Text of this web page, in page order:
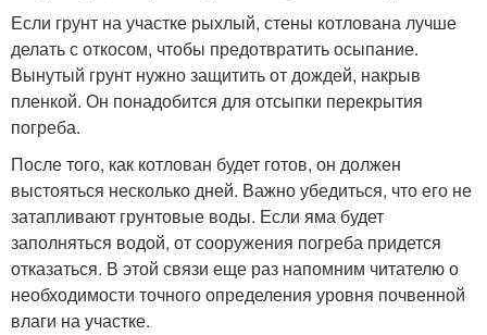
Если грунт на участке рыхлый, стены котлована лучше
делать с откосом, чтобы предотвратить осыпание.
Вынутый грунт нужно защитить от дождей, накрыв
пленкой. Он понадобится для отсыпки перекрытия
погреба.
После того, как котлован будет готов, он должен
выстояться несколько дней. Важно убедиться, что его не
затапливают грунтовые воды. Если яма будет
заполняться водой, от сооружения погреба придется
отказаться. В этой связи еще раз напомним читателю о
необходимости точного определения уровня почвенной
влаги на участке.